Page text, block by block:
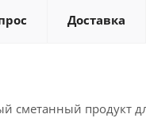
Доставка
сметанный продукт